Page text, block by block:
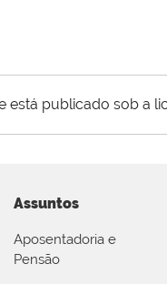
está publicado sob a
Assuntos
Aposentadoria e
Pensão